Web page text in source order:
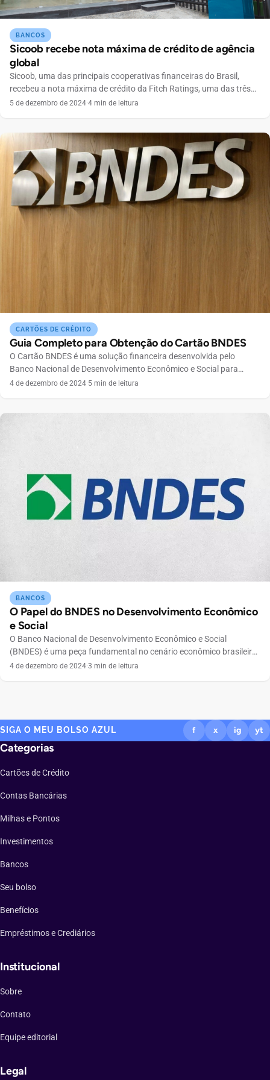
BANCOS
Sicoob recebe nota máxima de crédito de agência
global
Sicoob, uma das principais cooperativas financeiras do Brasil,
recebeu a nota máxima de crédito da Fitch Ratings, uma das três
maiores agências de classificação de risco do mundo. A
análise. Principais pontos A Fitch […]
5 de dezembro de 2024·4 min de leitura
CARTÕES DE CRÉDITO
Guia Completo para Obtenção do Cartão BNDES
O Cartão BNDES é uma solução financeira desenvolvida pelo
Banco Nacional de Desenvolvimento Econômico e Social para
facilitar o acesso ao crédito para micro, pequenas e médias
4 de dezembro de 2024·5 min de leitura
BANCOS
O Papel do BNDES no Desenvolvimento Econômico
e Social
O Banco Nacional de Desenvolvimento Econômico e Social
(BNDES) é uma peça fundamental no cenário econômico brasileiro,
atuando como o principal instrumento do governo federal para o
4 de dezembro de 2024·3 min de leitura
SIGA O MEU BOLSO AZUL f x ig yt
Categorias
Cartões de Crédito
Contas Bancárias
Milhas e Pontos
Investimentos
Bancos
Seu bolso
Benefícios
Empréstimos e Crediários
Institucional
Sobre
Contato
Equipe editorial
Legal